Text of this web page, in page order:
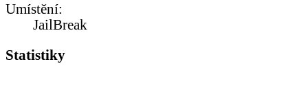
Umístění:
JailBreak
Statistiky